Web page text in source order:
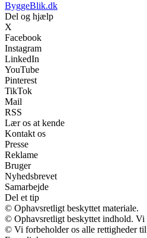
ByggeBlik.dk
Del og hjælp
X
Facebook
Instagram
LinkedIn
YouTube
Pinterest
TikTok
Mail
RSS
Lær os at kende
Kontakt os
Presse
Reklame
Bruger
Nyhedsbrevet
Samarbejde
Del et tip
© Ophavsretligt beskyttet materiale.
© Ophavsretligt beskyttet indhold. Vi
© Vi forbeholder os alle rettigheder